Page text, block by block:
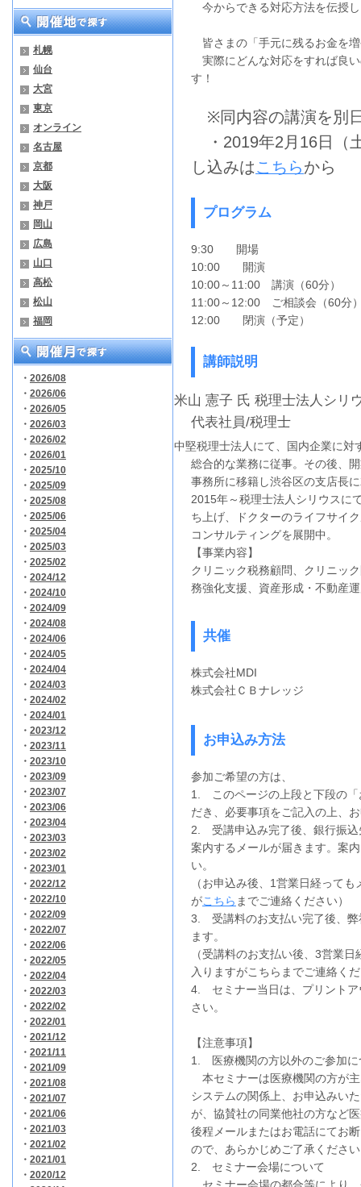
札幌
仙台
大宮
東京
オンライン
名古屋
京都
大阪
神戸
岡山
広島
山口
高松
松山
福岡
・ 2026/08
・ 2026/06
・ 2026/05
・ 2026/03
・ 2026/02
・ 2026/01
・ 2025/10
・ 2025/09
・ 2025/08
・ 2025/06
・ 2025/04
・ 2025/03
・ 2025/02
・ 2024/12
・ 2024/10
・ 2024/09
・ 2024/08
・ 2024/06
・ 2024/05
・ 2024/04
・ 2024/03
・ 2024/02
・ 2024/01
・ 2023/12
・ 2023/11
・ 2023/10
・ 2023/09
・ 2023/07
・ 2023/06
・ 2023/04
・ 2023/03
・ 2023/02
・ 2023/01
・ 2022/12
・ 2022/10
・ 2022/09
・ 2022/07
・ 2022/06
・ 2022/05
・ 2022/04
・ 2022/03
・ 2022/02
・ 2022/01
・ 2021/12
・ 2021/11
・ 2021/09
・ 2021/08
・ 2021/07
・ 2021/06
・ 2021/03
・ 2021/02
・ 2021/01
・ 2020/12
今からできる対応方法を伝授
皆さまの「手元に残るお金を
実際にどんな対応をすれば良
す！
※同内容の講演を別
・2019年2月16日（
し込みはこちらから
プログラム
9:30 開場
10:00 開演
10:00～11:00 講演（60分）
11:00～12:00 ご相談会（60分
12:00 閉演（予定）
講師説明
米山 憲子 氏 税理士法人シリ
代表社員/税理士
中堅税理士法人にて、国内企業に対
総合的な業務に従事。その後、
事務所に移籍し渋谷区の支店長
2015年～税理士法人シリウスに
ち上げ、ドクターのライフサイ
コンサルティングを展開中。
【事業内容】
クリニック税務顧問、クリニッ
務強化支援、資産形成・不動産
共催
株式会社MDI
株式会社ＣＢナレッジ
お申込み方法
参加ご希望の方は、
1. このページの上段と下段の「
だき、必要事項をご記入の上、
2. 受講申込み完了後、銀行振込
案内するメールが届きます。案
い。
（お申込み後、1営業日経って
がこちら までご連絡ください）
3. 受講料のお支払い完了後、弊
ます。
（受講料のお支払い後、3営業
入りますがこちらまでご連絡く
4. セミナー当日は、プリントア
さい。
【注意事項】
1. 医療機関の方以外のご参加に
本セミナーは医療機関の方が
システムの関係上、お申込みい
が、協賛社の同業他社の方など
後程メールまたはお電話にてお
ので、あらかじめご了承くださ
2. セミナー会場について